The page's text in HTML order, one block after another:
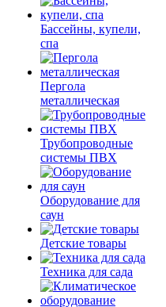
Бассейны, купели,
спа
Пергола
металлическая
Трубопроводные
системы ПВХ
Оборудование для
саун
Детские товары
Техника для сада